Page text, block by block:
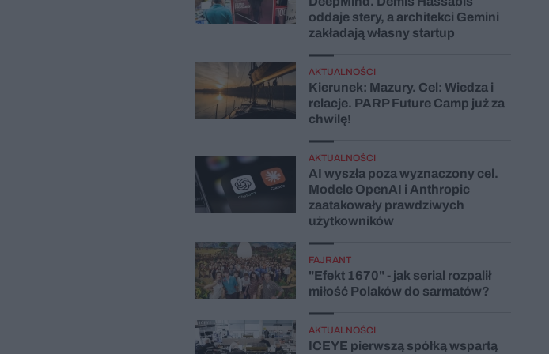
oddaje stery, a architekci Gemini
zakładają własny startup
AKTUALNOŚCI
Kierunek: Mazury. Cel: Wiedza i
relacje. PARP Future Camp już za
chwilę!
AKTUALNOŚCI
AI wyszła poza wyznaczony cel.
Modele OpenAI i Anthropic
zaatakowały prawdziwych
użytkowników
FAJRANT
"Efekt 1670" - jak serial rozpalił
miłość Polaków do sarmatów?
AKTUALNOŚCI
ICEYE pierwszą spółką wspartą